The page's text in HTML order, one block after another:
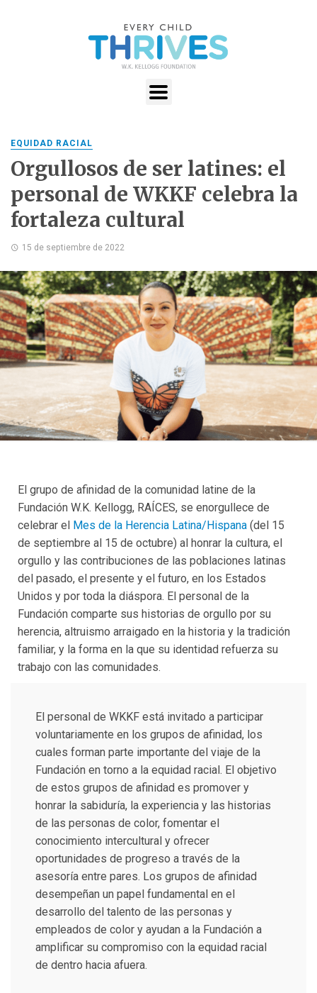
EQUIDAD RACIAL
Orgullosos de ser latines: el
personal de WKKF celebra la
fortaleza cultural
15 de septiembre de 2022
El grupo de afinidad de la comunidad latine de la
Fundación W.K. Kellogg, RAÍCES, se enorgullece de
celebrar el
Mes de la Herencia Latina/Hispana (del 15
de septiembre al 15 de octubre) al honrar la cultura, el
orgullo y las contribuciones de las poblaciones latinas
del pasado, el presente y el futuro, en los Estados
Unidos y por toda la diáspora. El personal de la
Fundación comparte sus historias de orgullo por su
herencia, altruismo arraigado en la historia y la tradición
familiar, y la forma en la que su identidad refuerza su
trabajo con las comunidades.
El personal de WKKF está invitado a participar
voluntariamente en los grupos de afinidad, los
cuales forman parte importante del viaje de la
Fundación en torno a la equidad racial. El objetivo
de estos grupos de afinidad es promover y
honrar la sabiduría, la experiencia y las historias
de las personas de color, fomentar el
conocimiento intercultural y ofrecer
oportunidades de progreso a través de la
asesoría entre pares. Los grupos de afinidad
desempeñan un papel fundamental en el
desarrollo del talento de las personas y
empleados de color y ayudan a la Fundación a
amplificar su compromiso con la equidad racial
de dentro hacia afuera.